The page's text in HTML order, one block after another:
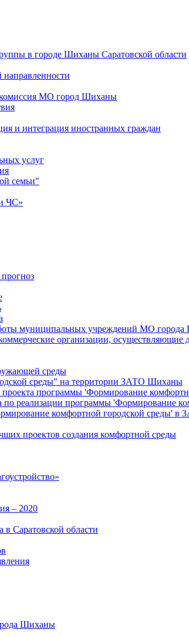
в городе Шиханы Саратовской области
направленности
комиссия МО город Шиханы
и интеграция иностранных граждан
услуг
семьи"
ЧС»
муниципальных учреждений МО
организации, осуществляющие
среды
среды" на территории ЗАТО Шиханы
проекта программы 'Формирование
по реализации программы 'Формирование
комфортной городской среды'
проектов создания комфортной среды
– 2020
в Саратовской области
Шиханы